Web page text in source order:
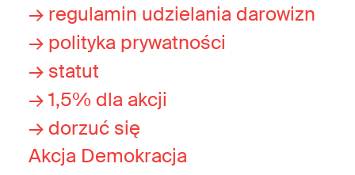
→ regulamin udzielania darowizn
→ polityka prywatności
→ statut
→ 1,5% dla akcji
→ dorzuć się
Akcja Demokracja